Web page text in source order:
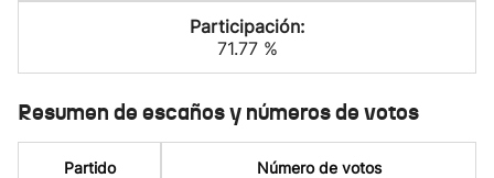
Participación:
71.77 %
Resumen de escaños y números de votos
Partido Número de votos